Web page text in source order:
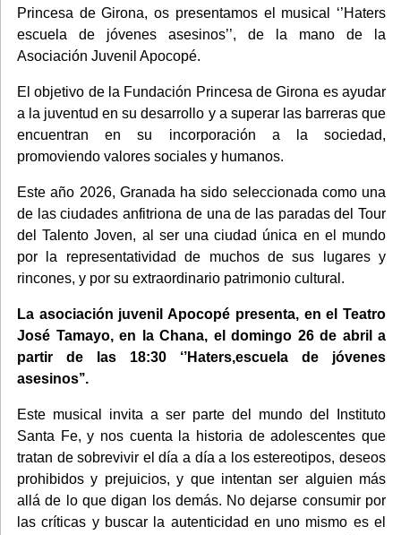
Princesa de Girona, os presentamos el musical ‘’Haters
escuela de jóvenes asesinos’’, de la mano de la
Asociación Juvenil Apocopé.
El objetivo de la Fundación Princesa de Girona es ayudar
a la juventud en su desarrollo y a superar las barreras que
encuentran en su incorporación a la sociedad,
promoviendo valores sociales y humanos.
Este año 2026, Granada ha sido seleccionada como una
de las ciudades anfitriona de una de las paradas del Tour
del Talento Joven, al ser una ciudad única en el mundo
por la representatividad de muchos de sus lugares y
rincones, y por su extraordinario patrimonio cultural.
La asociación juvenil Apocopé presenta, en el Teatro
José Tamayo, en la Chana, el domingo 26 de abril a
partir de las 18:30 ‘’Haters,escuela de jóvenes
asesinos’’.
Este musical invita a ser parte del mundo del Instituto
Santa Fe, y nos cuenta la historia de adolescentes que
tratan de sobrevivir el día a día a los estereotipos, deseos
prohibidos y prejuicios, y que intentan ser alguien más
allá de lo que digan los demás. No dejarse consumir por
las críticas y buscar la autenticidad en uno mismo es el